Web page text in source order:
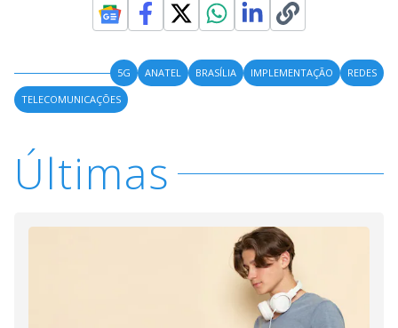
5G ANATEL BRASÍLIA IMPLEMENTAÇÃO
REDES
TELECOMUNICAÇÕES
Últimas